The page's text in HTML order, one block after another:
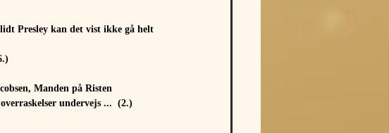
Presley kan det vist ikke gå helt
Manden på Risten
undervejs ...  (2.)